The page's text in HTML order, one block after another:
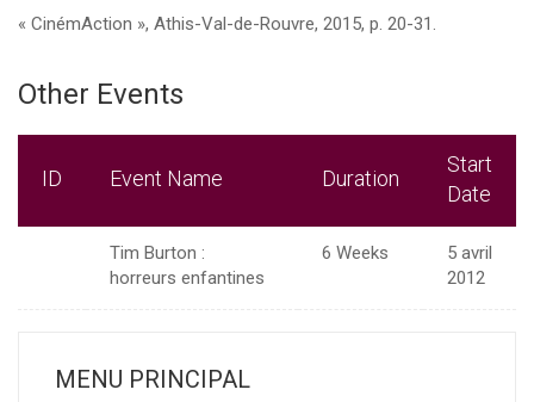
« CinémAction », Athis-Val-de-Rouvre, 2015, p. 20-31.
Other Events
ID Event Name Duration
Start
Date
Tim Burton :
horreurs enfantines
6 Weeks
5 avril
2012
MENU PRINCIPAL